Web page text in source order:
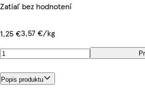
Zatiaľ bez hodnotení
1,25 €3,57 €/kg
Popis produktu